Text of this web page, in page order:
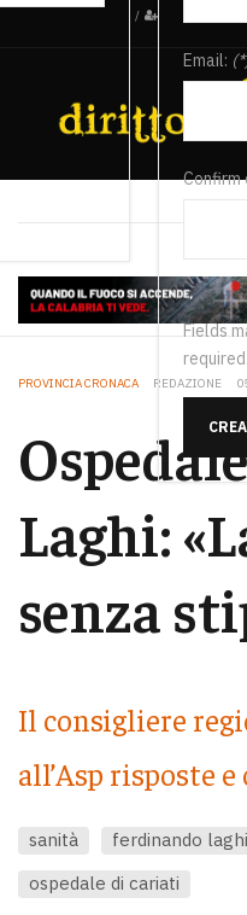
/
Email:
Confirm
Fields
required.
PROVINCIA CRONACA REDAZIONE
Laghi:
senza
Il consigliere
all’Asp risposte
sanità ferdinando laghi
ospedale di cariati